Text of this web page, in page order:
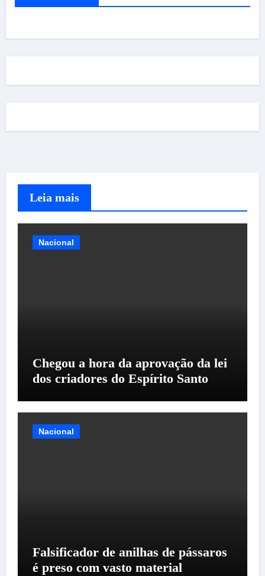
Leia mais
Nacional
Chegou a hora da aprovação da lei
dos criadores do Espírito Santo
Nacional
Falsificador de anilhas de pássaros
é preso com vasto material